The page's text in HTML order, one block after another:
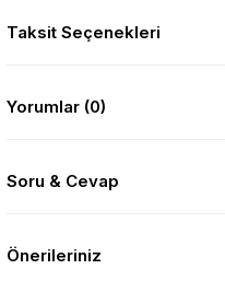
Taksit Seçenekleri
Yorumlar (0)
Soru & Cevap
Önerileriniz